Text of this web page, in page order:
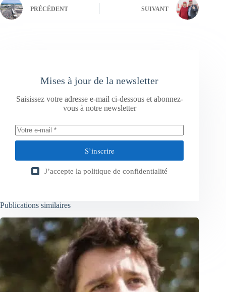
PRÉCÉDENT SUIVANT
Mises à jour de la newsletter
Saisissez votre adresse e-mail ci-dessous et abonnez-
vous à notre newsletter
S’inscrire
J’accepte la politique de confidentialité
Publications similaires